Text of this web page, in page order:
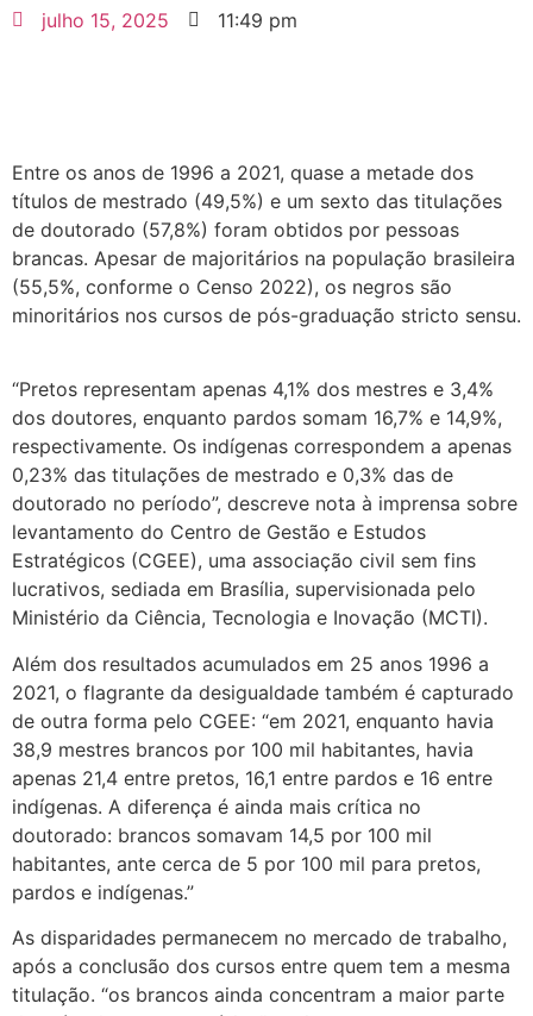
julho 15, 2025 11:49 pm
Entre os anos de 1996 a 2021, quase a metade dos
títulos de mestrado (49,5%) e um sexto das titulações
de doutorado (57,8%) foram obtidos por pessoas
brancas. Apesar de majoritários na população brasileira
(55,5%, conforme o Censo 2022), os negros são
minoritários nos cursos de pós-graduação stricto sensu.
“Pretos representam apenas 4,1% dos mestres e 3,4%
dos doutores, enquanto pardos somam 16,7% e 14,9%,
respectivamente. Os indígenas correspondem a apenas
0,23% das titulações de mestrado e 0,3% das de
doutorado no período”, descreve nota à imprensa sobre
levantamento do Centro de Gestão e Estudos
Estratégicos (CGEE), uma associação civil sem fins
lucrativos, sediada em Brasília, supervisionada pelo
Ministério da Ciência, Tecnologia e Inovação (MCTI).
Além dos resultados acumulados em 25 anos 1996 a
2021, o flagrante da desigualdade também é capturado
de outra forma pelo CGEE: “em 2021, enquanto havia
38,9 mestres brancos por 100 mil habitantes, havia
apenas 21,4 entre pretos, 16,1 entre pardos e 16 entre
indígenas. A diferença é ainda mais crítica no
doutorado: brancos somavam 14,5 por 100 mil
habitantes, ante cerca de 5 por 100 mil para pretos,
pardos e indígenas.”
As disparidades permanecem no mercado de trabalho,
após a conclusão dos cursos entre quem tem a mesma
titulação. “os brancos ainda concentram a maior parte